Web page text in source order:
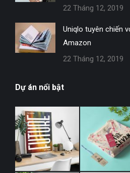
22 Tháng 12, 2019
Uniqlo tuyên chiến
Amazon
22 Tháng 12, 2019
Dự án nổi bật